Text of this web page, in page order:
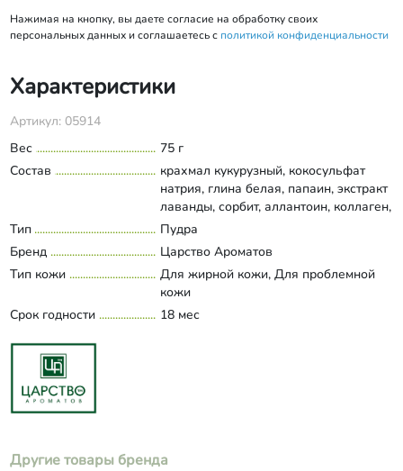
Нажимая на кнопку, вы даете согласие на обработку своих
персональных данных и соглашаетесь с политикой конфиденциальности
Характеристики
Артикул: 05914
Вес
75 г
Состав
крахмал кукурузный, кокосульфат
натрия, глина белая, папаин, экстракт
лаванды, сорбит, аллантоин, коллаген,
гиалуроновая кислота
высокомолекулярная, ксантан,
эфирное масло лаванды, эфирное
масло апельсина (Линалоол,
лимонен).
Развернуть состав
Тип
Пудра
Бренд
Царство Ароматов
Тип кожи
Для жирной кожи, Для проблемной
кожи
Срок годности
18 мес
Другие товары бренда